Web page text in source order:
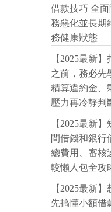
借款技巧 全
務惡化並長期
務健康狀態
【2025最新
之前，務必先
精算違約金、
壓力再冷靜判
【2025最新
間借錢和銀行
總費用、審核
較懶人包全攻
【2025最新
先搞懂小額借